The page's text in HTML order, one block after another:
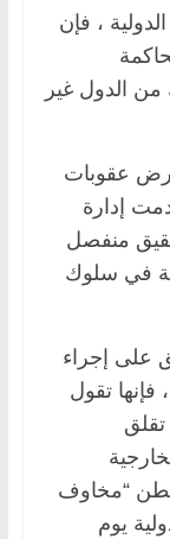
، فإن
الدول غير
عقوبات
إدارة
منفصل
في سلوك
على إجراء
فإنها تقول
“مخاوف
يوم